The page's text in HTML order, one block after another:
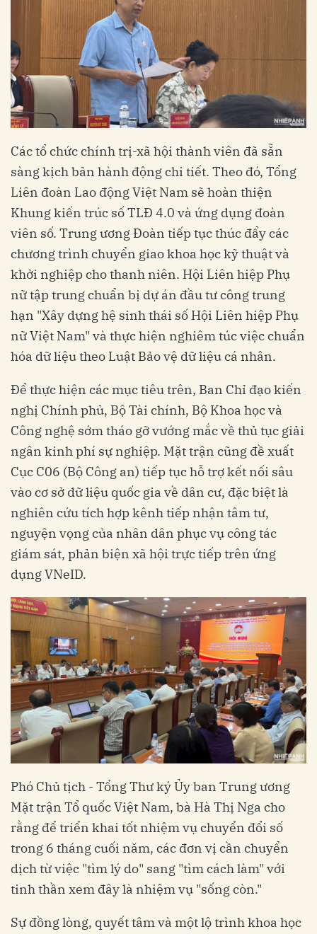
Các tổ chức chính trị-xã hội thành viên đã sẵn
sàng kịch bản hành động chi tiết. Theo đó, Tổng
Liên đoàn Lao động Việt Nam sẽ hoàn thiện
Khung kiến trúc số TLĐ 4.0 và ứng dụng đoàn
viên số. Trung ương Đoàn tiếp tục thúc đẩy các
chương trình chuyển giao khoa học kỹ thuật và
khởi nghiệp cho thanh niên. Hội Liên hiệp Phụ
nữ tập trung chuẩn bị dự án đầu tư công trung
hạn "Xây dựng hệ sinh thái số Hội Liên hiệp Phụ
nữ Việt Nam" và thực hiện nghiêm túc việc chuẩn
hóa dữ liệu theo Luật Bảo vệ dữ liệu cá nhân.
Để thực hiện các mục tiêu trên, Ban Chỉ đạo kiến
nghị Chính phủ, Bộ Tài chính, Bộ Khoa học và
Công nghệ sớm tháo gỡ vướng mắc về thủ tục giải
ngân kinh phí sự nghiệp. Mặt trận cũng đề xuất
Cục C06 (Bộ Công an) tiếp tục hỗ trợ kết nối sâu
vào cơ sở dữ liệu quốc gia về dân cư, đặc biệt là
nghiên cứu tích hợp kênh tiếp nhận tâm tư,
nguyện vọng của nhân dân phục vụ công tác
giám sát, phản biện xã hội trực tiếp trên ứng
dụng VNeID.
Phó Chủ tịch - Tổng Thư ký Ủy ban Trung ương
Mặt trận Tổ quốc Việt Nam, bà Hà Thị Nga cho
rằng để triển khai tốt nhiệm vụ chuyển đổi số
trong 6 tháng cuối năm, các đơn vị cần chuyển
dịch từ việc "tìm lý do" sang "tìm cách làm" với
tinh thần xem đây là nhiệm vụ "sống còn."
Sự đồng lòng, quyết tâm và một lộ trình khoa học